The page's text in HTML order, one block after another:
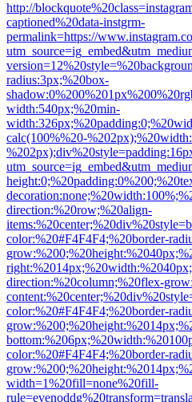
http://
captioned%20data-instgrm-
permalink=https://
radius:3px;%20box-
width:540px;%20min-
calc(100%%20-
direction:%20row;%20align-
color:%20#F4F4F4;%20border-
direction:%20column;%20flex-
color:%20#F4F4F4;%20border-
color:%20#F4F4F4;%20border-
width=1%20fill=none%20fill-